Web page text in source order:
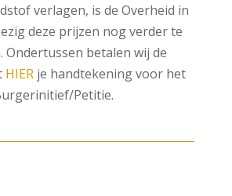
verlagen, is de Overheid in
deze prijzen nog verder te
Ondertussen betalen wij de
HIER je handtekening voor het
Petitie.